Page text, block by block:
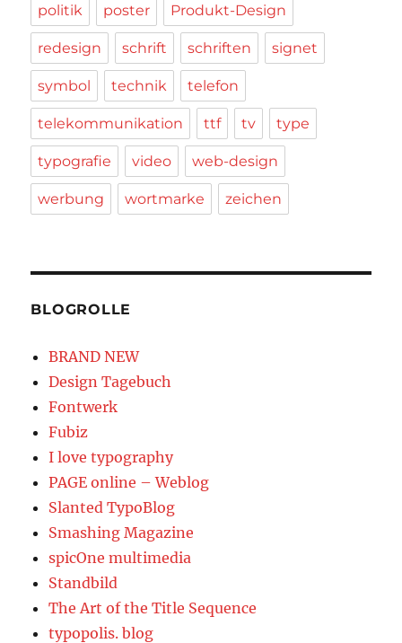
politik poster Produkt-Design
redesign schrift schriften signet
symbol technik telefon
telekommunikation ttf tv type
typografie video web-design
werbung wortmarke zeichen
BLOGROLLE
BRAND NEW
Design Tagebuch
Fontwerk
Fubiz
I love typography
PAGE online – Weblog
Slanted TypoBlog
Smashing Magazine
spicOne multimedia
Standbild
The Art of the Title Sequence
typopolis. blog